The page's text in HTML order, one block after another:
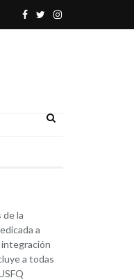
de la
a
a todas